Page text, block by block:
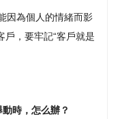
因為個人的情緒而影
戶，要牢記“客戶就是
時，怎么辦？